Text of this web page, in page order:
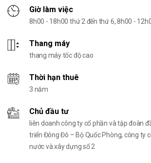
Giờ làm việc
8h00 - 18h00 thứ 2 đến thứ 6, 8h00 -
Thang máy
thang máy tốc độ cao
Thời hạn thuê
3 năm
Chủ đầu tư
liên doanh công ty cổ phần và tập đoàn
triển Đông Đô – Bộ Quốc Phòng, công ty
nước và xây dựng số 2